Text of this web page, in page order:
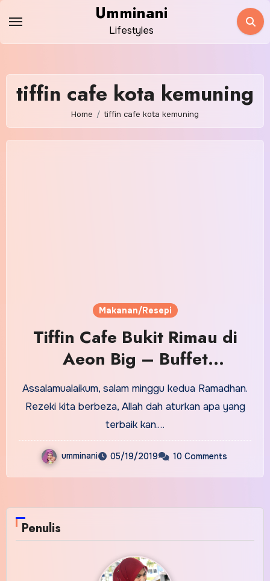
content
Umminani
Lifestyles
tiffin cafe kota kemuning
Home tiffin cafe kota kemuning
Makanan/Resepi
Tiffin Cafe Bukit Rimau di
Aeon Big – Buffet
Ramadhan Citarasa Melayu
Assalamualaikum, salam minggu kedua Ramadhan.
Rezeki kita berbeza, Allah dah aturkan apa yang
terbaik kan.…
umminani 05/19/2019 10 Comments
Penulis